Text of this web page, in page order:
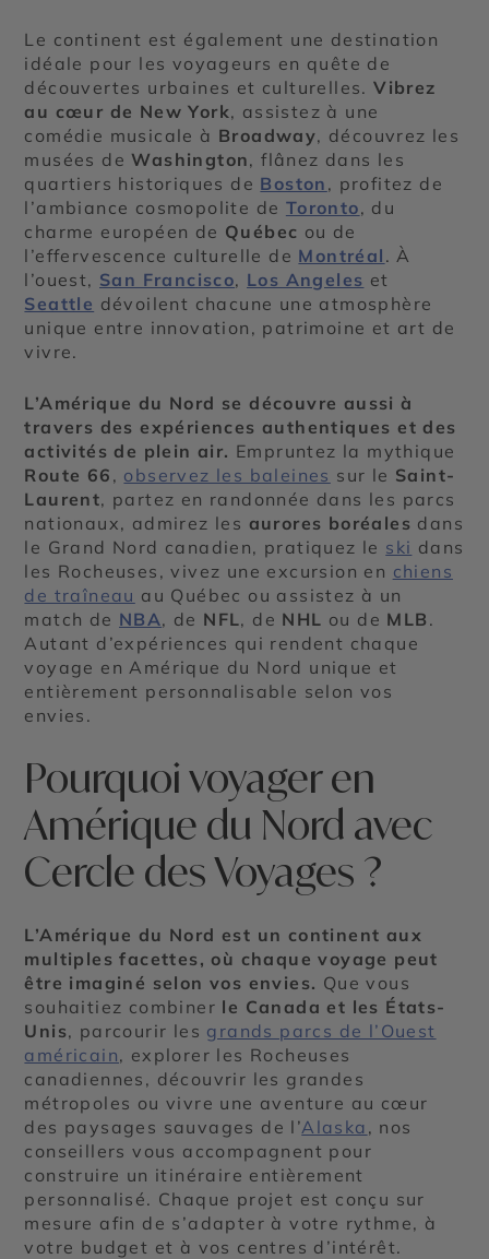
Le continent est également une destination
idéale pour les voyageurs en quête de
découvertes urbaines et culturelles.Vibrez
au cœur de New York, assistez à une
comédie musicale à Broadway, découvrez les
musées deWashington, flânez dans les
quartiers historiques de Boston , profitez de
l’ambiance cosmopolite de Toronto, du
charme européen de Québec ou de
l’effervescence culturelle de Montréal . À
l’ouest, San Francisco, Los Angeles et
Seattle dévoilent chacune une atmosphère
unique entre innovation, patrimoine et art de
vivre.
L’Amérique du Nord se découvre aussi à
travers des expériences authentiques et des
activités de plein air. Empruntez la mythique
Route 66 , observez les baleines sur le Saint-
Laurent, partez en randonnée dans les parcs
nationaux, admirez les aurores boréales dans
le Grand Nord canadien, pratiquez le ski dans
les Rocheuses, vivez une excursion en chiens
de traîneau au Québec ou assistez à un
match de NBA, de NFL, de NHL ou de MLB .
Autant d’expériences qui rendent chaque
voyage en Amérique du Nord unique et
entièrement personnalisable selon vos
envies.
Pourquoi voyager en
Amérique du Nord avec
Cercle des Voyages ?
L’Amérique du Nord est un continent aux
multiples facettes, où chaque voyage peut
être imaginé selon vos envies. Que vous
souhaitiez combiner le Canada et les États-
Unis, parcourir les grands parcs de l’Ouest
américain, explorer les Rocheuses
canadiennes, découvrir les grandes
métropoles ou vivre une aventure au cœur
des paysages sauvages de l’Alaska , nos
conseillers vous accompagnent pour
construire un itinéraire entièrement
personnalisé. Chaque projet est conçu sur
mesure afin de s’adapter à votre rythme, à
votre budget et à vos centres d’intérêt.